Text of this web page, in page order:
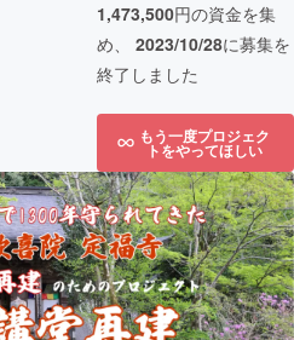
1,473,500円の資金を集
め、 2023/10/28に募集を
終了しました
もう一度プロジェク
トをやってほしい